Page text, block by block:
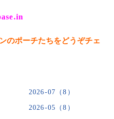
のポーチたちをどうぞチェ
2026-07（8）
2026-05（8）